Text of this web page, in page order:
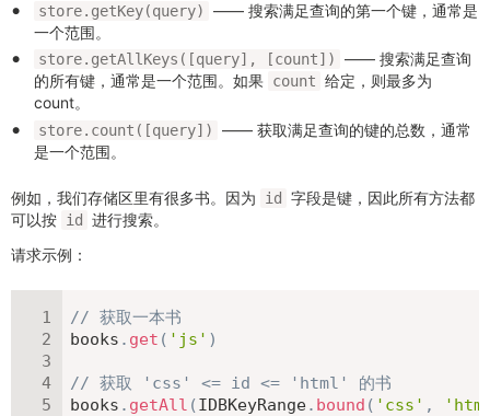
store.getKey(query)
—— 搜索满足查询的第一个键，通常是
一个范围。
store.getAllKeys([query], [count])
—— 搜索满足查询
的所有键，通常是一个范围。如果 count 给定，则最多为
count。
store.count([query])
—— 获取满足查询的键的总数，通常
是一个范围。
例如，我们存储区里有很多书。因为 id 字段是键，因此所有方法都
可以按 id 进行搜索。
请求示例：
// 获取一本书
books . get ( 'js' )
// 获取 'css' <= id <= 'html' 的书
books . getAll (IDBKeyRange. bound ( 'css' ,